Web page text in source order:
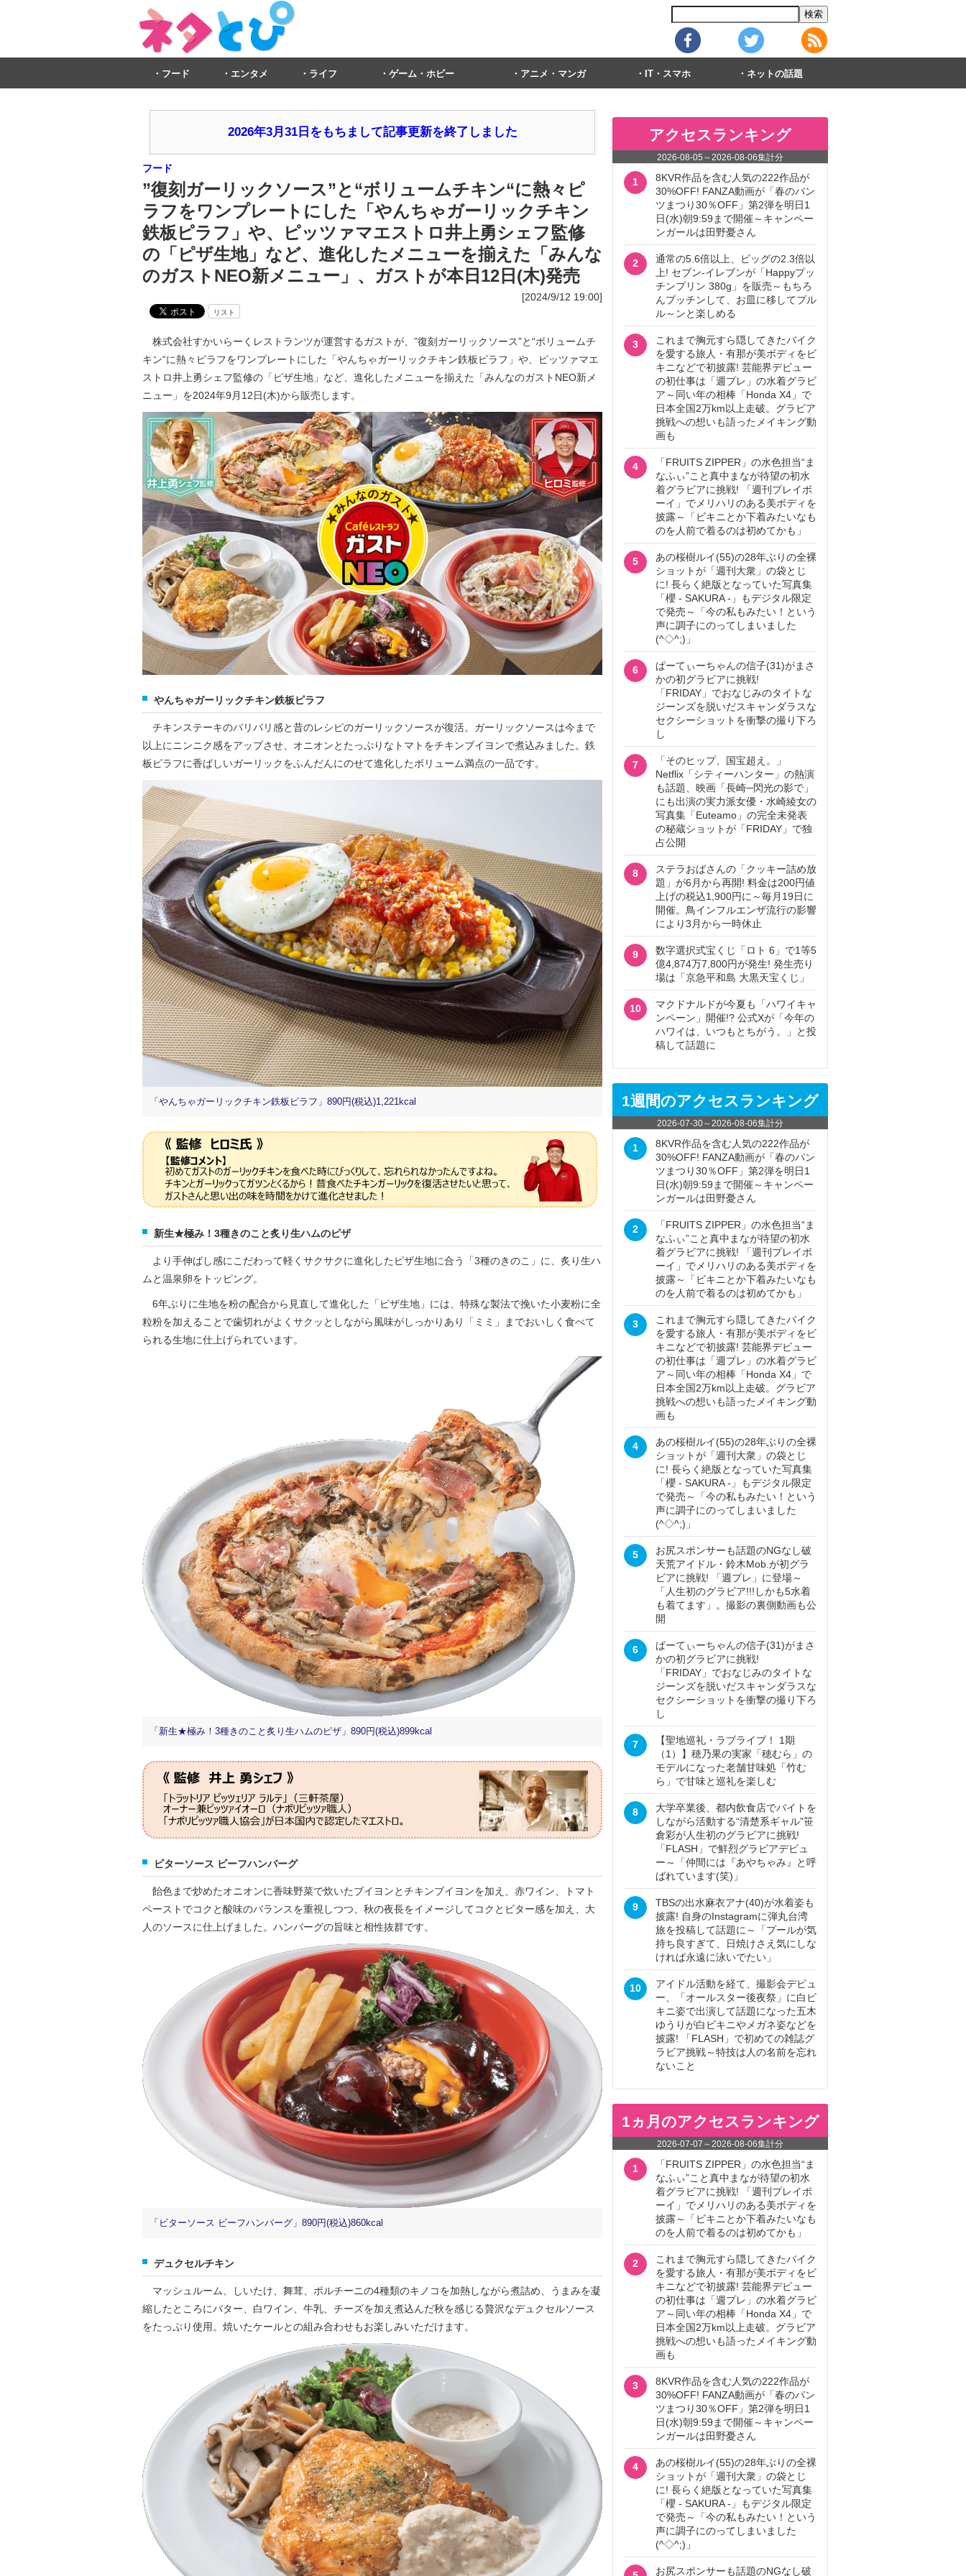
フード エンタメ ライフ ゲーム・ホビー アニメ・マンガ IT・スマホ ネットの話題
2026年3月31日をもちまして記事更新を終了しました
フード
”復刻ガーリックソース”と“ボリュームチキン“に熱々ピ
ラフをワンプレートにした「やんちゃガーリックチキン
鉄板ピラフ」や、ピッツァマエストロ井上勇シェフ監修
の「ピザ生地」など、進化したメニューを揃えた「みんな
のガストNEO新メニュー」、ガストが本日12日(木)発売
[2024/9/12 19:00]
リスト
株式会社すかいらーくレストランツが運営するガストが、”復刻ガーリックソース”と“ボリュームチ
キン“に熱々ピラフをワンプレートにした「やんちゃガーリックチキン鉄板ピラフ」や、ピッツァマエ
ストロ井上勇シェフ監修の「ピザ生地」など、進化したメニューを揃えた「みんなのガストNEO新メ
ニュー」を2024年9月12日(木)から販売します。
やんちゃガーリックチキン鉄板ピラフ
チキンステーキのパリパリ感と昔のレシピのガーリックソースが復活。ガーリックソースは今まで
以上にニンニク感をアップさせ、オニオンとたっぷりなトマトをチキンブイヨンで煮込みました。鉄
板ピラフに香ばしいガーリックをふんだんにのせて進化したボリューム満点の一品です。
「やんちゃガーリックチキン鉄板ピラフ」890円(税込)1,221kcal
新生★極み！3種きのこと炙り生ハムのピザ
より手伸ばし感にこだわって軽くサクサクに進化したピザ生地に合う「3種のきのこ」に、炙り生ハ
ムと温泉卵をトッピング。
6年ぶりに生地を粉の配合から見直して進化した「ピザ生地」には、特殊な製法で挽いた小麦粉に全
粒粉を加えることで歯切れがよくサクッとしながら風味がしっかりあり「ミミ」までおいしく食べて
られる生地に仕上げられています。
「新生★極み！3種きのこと炙り生ハムのピザ」890円(税込)899kcal
ビターソース ビーフハンバーグ
飴色まで炒めたオニオンに香味野菜で炊いたブイヨンとチキンブイヨンを加え、赤ワイン、トマト
ペーストでコクと酸味のバランスを重視しつつ、秋の夜長をイメージしてコクとビター感を加え、大
人のソースに仕上げました。ハンバーグの旨味と相性抜群です。
「ビターソース ビーフハンバーグ」890円(税込)860kcal
デュクセルチキン
マッシュルーム、しいたけ、舞茸、ポルチーニの4種類のキノコを加熱しながら煮詰め、うまみを凝
縮したところにバター、白ワイン、牛乳、チーズを加え煮込んだ秋を感じる贅沢なデュクセルソース
をたっぷり使用。焼いたケールとの組み合わせもお楽しみいただけます。
アクセスランキング
2026-08-05 ～2026-08-06集計分
1
8KVR作品を含む人気の222作品が
30%OFF! FANZA動画が「春のパン
ツまつり30％OFF」第2弾を明日1
日(水)朝9:59まで開催～キャンペー
ンガールは田野憂さん
2
通常の5.6倍以上、ビッグの2.3倍以
上! セブン‐イレブンが「Happyプッ
チンプリン 380g」を販売～もちろ
んプッチンして、お皿に移してプル
ル～ンと楽しめる
3
これまで胸元すら隠してきたバイク
を愛する旅人・有那が美ボディをビ
キニなどで初披露! 芸能界デビュー
の初仕事は「週プレ」の水着グラビ
ア～同い年の相棒「Honda X4」で
日本全国2万km以上走破。グラビア
挑戦への想いも語ったメイキング動
画も
4
「FRUITS ZIPPER」の水色担当“ま
なふぃ”こと真中まなが待望の初水
着グラビアに挑戦! 「週刊プレイボ
ーイ」でメリハリのある美ボディを
披露～「ビキニとか下着みたいなも
のを人前で着るのは初めてかも」
5
あの桜樹ルイ(55)の28年ぶりの全裸
ショットが「週刊大衆」の袋とじ
に! 長らく絶版となっていた写真集
「櫻 - SAKURA -」もデジタル限定
で発売～「今の私もみたい！という
声に調子にのってしまいました
(^◇^;)」
6
ぱーてぃーちゃんの信子(31)がまさ
かの初グラビアに挑戦!
「FRIDAY」でおなじみのタイトな
ジーンズを脱いだスキャンダラスな
セクシーショットを衝撃の撮り下ろ
し
7
「そのヒップ、国宝超え。」
Netflix「シティーハンター」の熱演
も話題、映画「長崎─閃光の影で」
にも出演の実力派女優・水崎綾女の
写真集「Euteamo」の完全未発表
の秘蔵ショットが「FRIDAY」で独
占公開
8
ステラおばさんの「クッキー詰め放
題」が6月から再開! 料金は200円値
上げの税込1,900円に～毎月19日に
開催。鳥インフルエンザ流行の影響
により3月から一時休止
9
数字選択式宝くじ「ロト 6」で1等5
億4,874万7,800円が発生! 発生売り
場は「京急平和島 大黒天宝くじ」
10
マクドナルドが今夏も「ハワイキャ
ンペーン」開催!? 公式Xが「今年の
ハワイは、いつもとちがう。」と投
稿して話題に
1週間のアクセスランキング
2026-07-30～2026-08-06集計分
1
8KVR作品を含む人気の222作品が
30%OFF! FANZA動画が「春のパン
ツまつり30％OFF」第2弾を明日1
日(水)朝9:59まで開催～キャンペー
ンガールは田野憂さん
2
「FRUITS ZIPPER」の水色担当“ま
なふぃ”こと真中まなが待望の初水
着グラビアに挑戦! 「週刊プレイボ
ーイ」でメリハリのある美ボディを
披露～「ビキニとか下着みたいなも
のを人前で着るのは初めてかも」
3
これまで胸元すら隠してきたバイク
を愛する旅人・有那が美ボディをビ
キニなどで初披露! 芸能界デビュー
の初仕事は「週プレ」の水着グラビ
ア～同い年の相棒「Honda X4」で
日本全国2万km以上走破。グラビア
挑戦への想いも語ったメイキング動
画も
4
あの桜樹ルイ(55)の28年ぶりの全裸
ショットが「週刊大衆」の袋とじ
に! 長らく絶版となっていた写真集
「櫻 - SAKURA -」もデジタル限定
で発売～「今の私もみたい！という
声に調子にのってしまいました
(^◇^;)」
5
お尻スポンサーも話題のNGなし破
天荒アイドル・鈴木Mob.が初グラ
ビアに挑戦! 「週プレ」に登場～
「人生初のグラビア!!!しかも5水着
も着てます」。撮影の裏側動画も公
開
6
ぱーてぃーちゃんの信子(31)がまさ
かの初グラビアに挑戦!
「FRIDAY」でおなじみのタイトな
ジーンズを脱いだスキャンダラスな
セクシーショットを衝撃の撮り下ろ
し
7
【聖地巡礼・ラブライブ！ 1期
（1）】穂乃果の実家「穂むら」の
モデルになった老舗甘味処「竹む
ら」で甘味と巡礼を楽しむ
8
大学卒業後、都内飲食店でバイトを
しながら活動する“清楚系ギャル”笹
倉彩が人生初のグラビアに挑戦!
「FLASH」で鮮烈グラビアデビュ
ー～「仲間には『あやちゃみ』と呼
ばれています(笑)」
9
TBSの出水麻衣アナ(40)が水着姿も
披露! 自身のInstagramに弾丸台湾
旅を投稿して話題に～「プールが気
持ち良すぎて、日焼けさえ気にしな
ければ永遠に泳いでたい」
10
アイドル活動を経て、撮影会デビュ
ー、「オールスター後夜祭」に白ビ
キニ姿で出演して話題になった五木
ゆうりが白ビキニやメガネ姿などを
披露! 「FLASH」で初めての雑誌グ
ラビア挑戦～特技は人の名前を忘れ
ないこと
1ヵ月のアクセスランキング
2026-07-07 ～2026-08-06集計分
1
「FRUITS ZIPPER」の水色担当“ま
なふぃ”こと真中まなが待望の初水
着グラビアに挑戦! 「週刊プレイボ
ーイ」でメリハリのある美ボディを
披露～「ビキニとか下着みたいなも
のを人前で着るのは初めてかも」
2
これまで胸元すら隠してきたバイク
を愛する旅人・有那が美ボディをビ
キニなどで初披露! 芸能界デビュー
の初仕事は「週プレ」の水着グラビ
ア～同い年の相棒「Honda X4」で
日本全国2万km以上走破。グラビア
挑戦への想いも語ったメイキング動
画も
3
8KVR作品を含む人気の222作品が
30%OFF! FANZA動画が「春のパン
ツまつり30％OFF」第2弾を明日1
日(水)朝9:59まで開催～キャンペー
ンガールは田野憂さん
4
あの桜樹ルイ(55)の28年ぶりの全裸
ショットが「週刊大衆」の袋とじ
に! 長らく絶版となっていた写真集
「櫻 - SAKURA -」もデジタル限定
で発売～「今の私もみたい！という
声に調子にのってしまいました
(^◇^;)」
お尻スポンサーも話題のNGなし破